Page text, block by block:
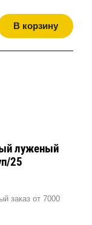
В корзину
луженый
25
заказ от 7000